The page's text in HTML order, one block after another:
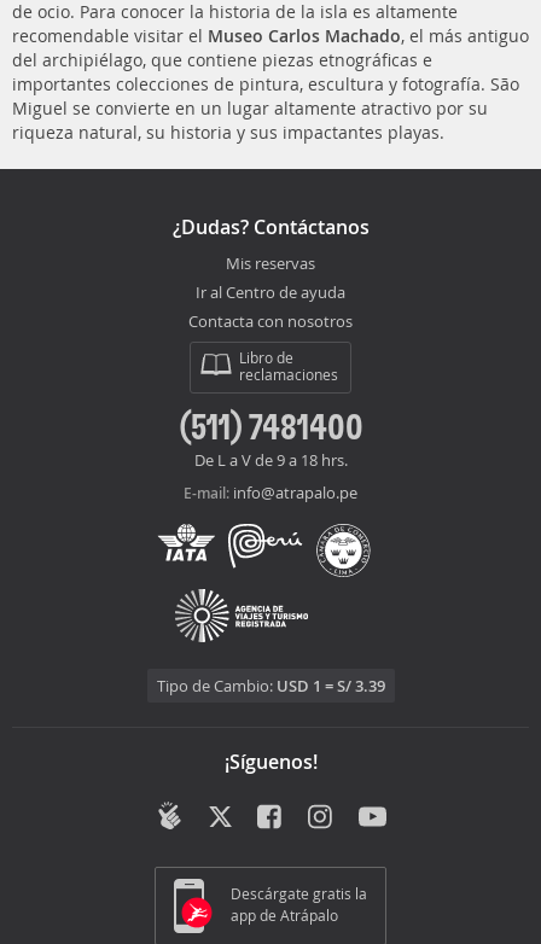
de ocio. Para conocer la historia de la isla es altamente
recomendable visitar el Museo Carlos Machado, el más antiguo
del archipiélago, que contiene piezas etnográficas e
importantes colecciones de pintura, escultura y fotografía. São
Miguel se convierte en un lugar altamente atractivo por su
riqueza natural, su historia y sus impactantes playas.
¿Dudas? Contáctanos
Mis reservas
Ir al Centro de ayuda
Contacta con nosotros
Libro de
reclamaciones
(511) 7481400
De L a V de 9 a 18 hrs.
E-mail: info@atrapalo.pe
Tipo de Cambio: USD 1 = S/ 3.39
¡Síguenos!
Descárgate gratis la
app de Atrápalo